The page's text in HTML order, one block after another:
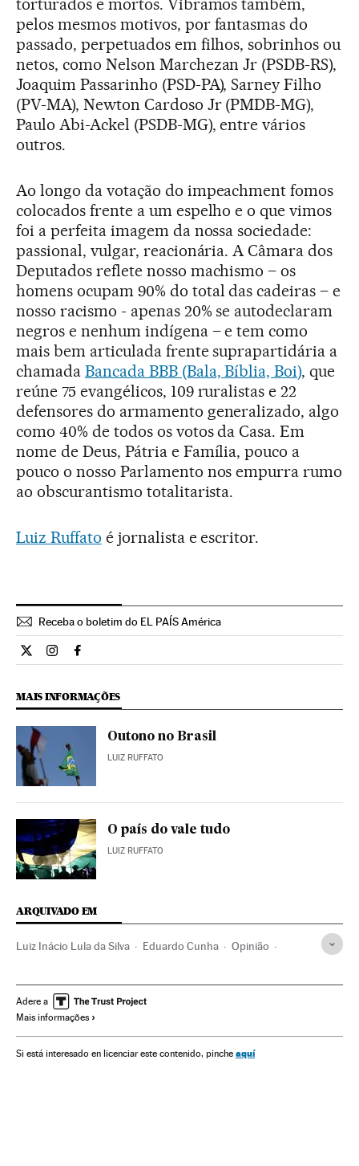
torturados e mortos. Vibramos também,
pelos mesmos motivos, por fantasmas do
passado, perpetuados em filhos, sobrinhos ou
netos, como Nelson Marchezan Jr (PSDB-RS),
Joaquim Passarinho (PSD-PA), Sarney Filho
(PV-MA), Newton Cardoso Jr (PMDB-MG),
Paulo Abi-Ackel (PSDB-MG), entre vários
outros.
Ao longo da votação do impeachment fomos
colocados frente a um espelho e o que vimos
foi a perfeita imagem da nossa sociedade:
passional, vulgar, reacionária. A Câmara dos
Deputados reflete nosso machismo – os
homens ocupam 90% do total das cadeiras – e
nosso racismo - apenas 20% se autodeclaram
negros e nenhum indígena – e tem como
mais bem articulada frente suprapartidária a
chamada Bancada BBB (Bala, Bíblia, Boi), que
reúne 75 evangélicos, 109 ruralistas e 22
defensores do armamento generalizado, algo
como 40% de todos os votos da Casa. Em
nome de Deus, Pátria e Família, pouco a
pouco o nosso Parlamento nos empurra rumo
ao obscurantismo totalitarista.
Luiz Ruffato é jornalista e escritor.
Receba o boletim do EL PAÍS América
Opiniao El País Brasil en Twitter
Opiniao El País Brasil en Instagram
Opiniao El País Brasil en Facebook
MAIS INFORMAÇÕES
Outono no Brasil
LUIZ RUFFATO
O país do vale tudo
LUIZ RUFFATO
ARQUIVADO EM
Luiz Inácio Lula da Silva Eduardo Cunha Opinião
Dilma Rousseff Destituições políticas
Presidência Brasil
Governo Brasil Governo Impeachment Dilma Rousseff
Adere a
Mais informações
Si está interesado en licenciar este contenido, pinche aquí